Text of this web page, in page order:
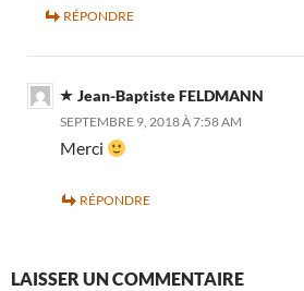
RÉPONDRE
Jean-Baptiste FELDMANN
SEPTEMBRE 9, 2018 À 7:58 AM
Merci
RÉPONDRE
LAISSER UN COMMENTAIRE